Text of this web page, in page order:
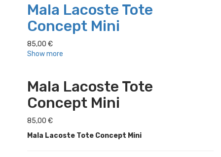
Mala Lacoste Tote
Concept Mini
85,00 €
Show more
Mala Lacoste Tote
Concept Mini
85,00 €
Mala Lacoste Tote Concept Mini